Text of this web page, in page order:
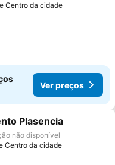
Centro da cidade
Ver preços
aos favoritos
Plasencia
não disponível
Centro da cidade